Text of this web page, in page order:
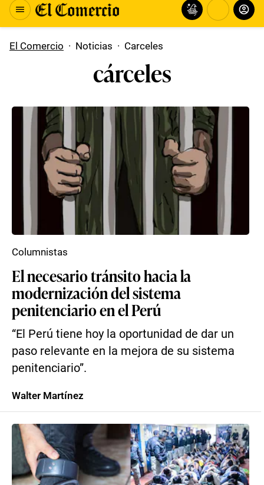
El Comercio · Noticias · Carceles
cárceles
El necesario tránsito hacia la
modernización del sistema
penitenciario en el Perú
“El Perú tiene hoy la oportunidad de dar un
paso relevante en la mejora de su sistema
penitenciario”.
Columnistas
Walter Martínez